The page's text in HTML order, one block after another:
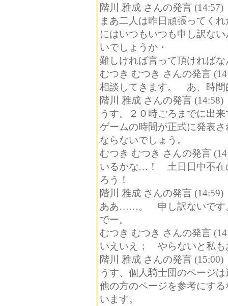
階川 雅成 さんの発言 (14:57)
まあ二人は昨日頑張ってく
にはいつもいつも申し訳な
いでしょうか・
難しければ言って頂ければ
むつき むつき さんの発言
相談してきます。 あ、時
階川 雅成 さんの発言 (14:58)
うす。２０時ごろまでに出
ゲームの時間が正式に発表
ならないでしょう。
むつき むつき さんの発言
いるかな…！ 土日日中不在
ろう！
階川 雅成 さんの発言 (14:59)
ああ……。 申し訳ないです
でー。
むつき むつき さんの発言
いえいえ； やらないと私も
階川 雅成 さんの発言 (15:00)
うす、個人騎士団のページ
他の方のページを参考にす
います。